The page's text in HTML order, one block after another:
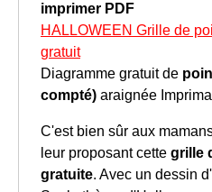
imprimer PDF
HALLOWEEN Grille de
gratuit
Diagramme gratuit de
compté) araignée
C'est bien sûr aux
leur proposant cette grille
gratuite. Avec un dessin